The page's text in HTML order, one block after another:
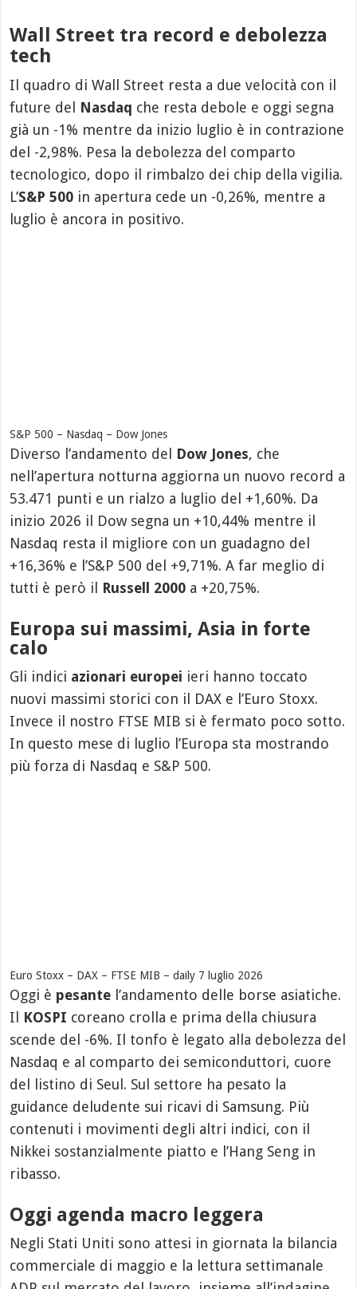
Wall Street tra record e debolezza
tech
Il quadro di Wall Street resta a due velocità con il
future del Nasdaq che resta debole e oggi segna
già un -1% mentre da inizio luglio è in contrazione
del -2,98%. Pesa la debolezza del comparto
tecnologico, dopo il rimbalzo dei chip della vigilia.
L’S&P 500 in apertura cede un -0,26%, mentre a
luglio è ancora in positivo.
S&P 500 – Nasdaq – Dow Jones
Diverso l’andamento del Dow Jones, che
nell’apertura notturna aggiorna un nuovo record a
53.471 punti e un rialzo a luglio del +1,60%. Da
inizio 2026 il Dow segna un +10,44% mentre il
Nasdaq resta il migliore con un guadagno del
+16,36% e l’S&P 500 del +9,71%. A far meglio di
tutti è però il Russell 2000 a +20,75%.
Europa sui massimi, Asia in forte
calo
Gli indici azionari europei ieri hanno toccato
nuovi massimi storici con il DAX e l’Euro Stoxx.
Invece il nostro FTSE MIB si è fermato poco sotto.
In questo mese di luglio l’Europa sta mostrando
più forza di Nasdaq e S&P 500.
Euro Stoxx – DAX – FTSE MIB – daily 7 luglio 2026
Oggi è pesante l’andamento delle borse asiatiche.
Il KOSPI coreano crolla e prima della chiusura
scende del -6%. Il tonfo è legato alla debolezza del
Nasdaq e al comparto dei semiconduttori, cuore
del listino di Seul. Sul settore ha pesato la
guidance deludente sui ricavi di Samsung. Più
contenuti i movimenti degli altri indici, con il
Nikkei sostanzialmente piatto e l’Hang Seng in
ribasso.
Oggi agenda macro leggera
Negli Stati Uniti sono attesi in giornata la bilancia
commerciale di maggio e la lettura settimanale